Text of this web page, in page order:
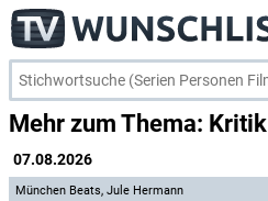
Mehr zum Thema: Kritik
07.08.2026
München Beats, Jule Hermann